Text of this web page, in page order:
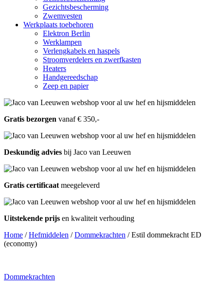
Gezichtsbescherming
Zwemvesten
Werkplaats toebehoren
Elektron Berlin
Werklampen
Verlengkabels en haspels
Stroomverdelers en zwerfkasten
Heaters
Handgereedschap
Zeep en papier
Gratis bezorgen vanaf € 350,-
Deskundig advies bij Jaco van Leeuwen
Gratis certificaat meegeleverd
Uitstekende prijs en kwaliteit verhouding
Home /Hefmiddelen /Dommekrachten / Estil dommekracht ED
(economy)
Dommekrachten